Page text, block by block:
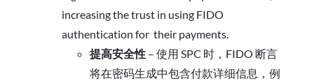
increasing the trust in using FIDO
authentication for their payments.
提高安全性 – 使用 SPC 时，FIDO 断言
将在密码生成中包含付款详细信息，例